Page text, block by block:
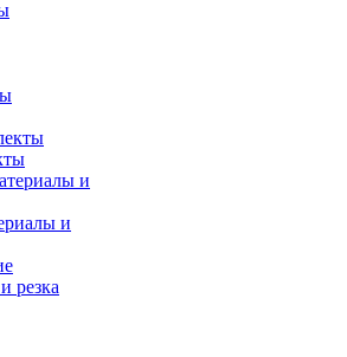
и
резка